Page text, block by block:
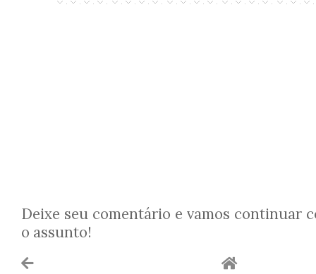
Deixe seu comentário e vamos continuar
o assunto!